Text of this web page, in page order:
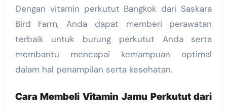
Dengan vitamin perkutut Bangkok dari Saskara
Bird Farm, Anda dapat memberi perawatan
terbaik untuk burung perkutut Anda serta
membantu mencapai kemampuan optimal
dalam hal penampilan serta kesehatan.
Cara Membeli Vitamin Jamu Perkutut dari